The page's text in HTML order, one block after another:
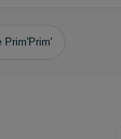
Prim'Prim'